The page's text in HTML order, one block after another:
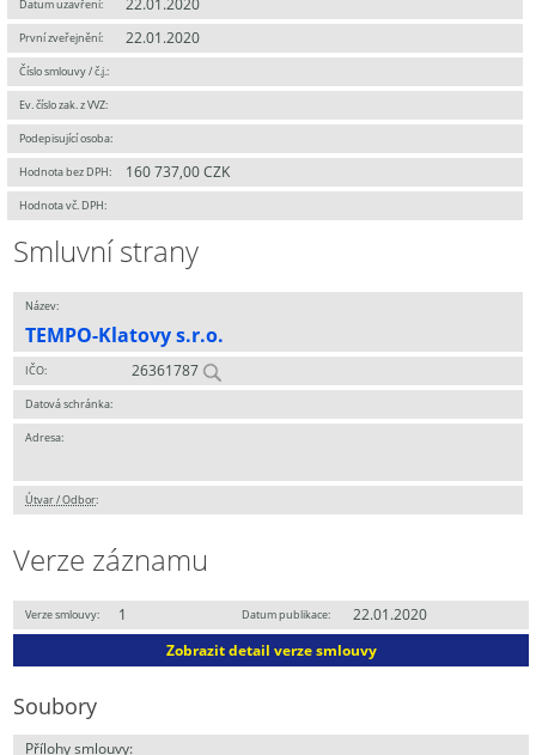
Datum uzavření: 22.01.2020
První zveřejnění: 22.01.2020
Číslo smlouvy / č.j.:
Ev. číslo zak. z VVZ:
Podepisující osoba:
Hodnota bez DPH: 160 737,00 CZK
Hodnota vč. DPH:
Smluvní strany
Název:
TEMPO-Klatovy s.r.o.
IČO: 26361787
Datová schránka:
Adresa:
Útvar / Odbor:
Verze záznamu
Verze smlouvy: 1 Datum publikace:
22.01.2020
Zobrazit detail verze smlouvy
Soubory
Přílohy smlouvy: